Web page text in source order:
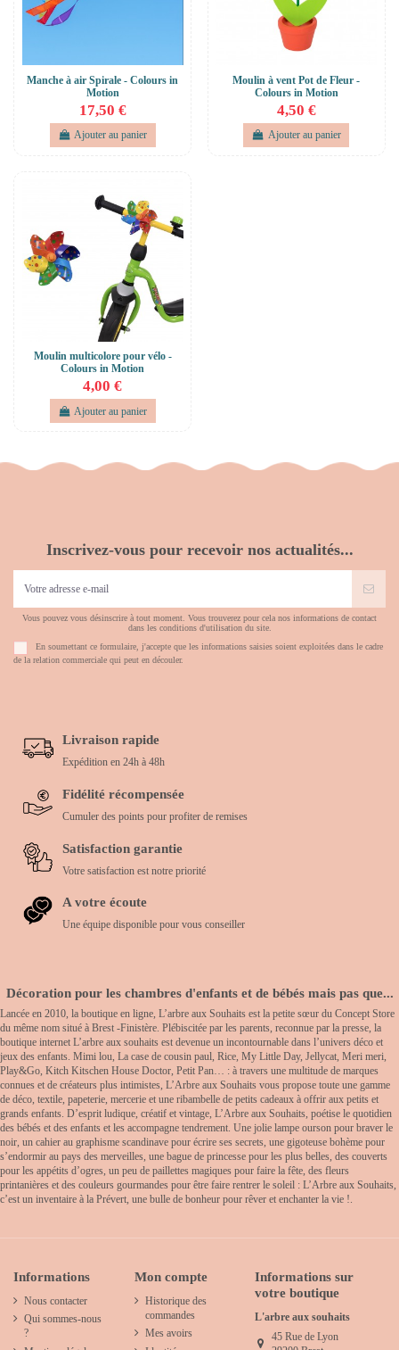
Manche à air Spirale - Colours in
Motion
17,50 €
Ajouter au panier
Moulin à vent Pot de Fleur -
Colours in Motion
4,50 €
Ajouter au panier
Moulin multicolore pour vélo -
Colours in Motion
4,00 €
Ajouter au panier
Inscrivez-vous pour recevoir nos actualités...
Vous pouvez vous désinscrire à tout moment. Vous trouverez pour cela nos informations de contact
dans les conditions d'utilisation du site.
En soumettant ce formulaire, j'accepte que les informations saisies soient exploitées dans le cadre
de la relation commerciale qui peut en découler.
Livraison rapide
Expédition en 24h à 48h
Fidélité récompensée
Cumuler des points pour profiter de remises
Satisfaction garantie
Votre satisfaction est notre priorité
A votre écoute
Une équipe disponible pour vous conseiller
Décoration pour les chambres d'enfants et de bébés mais pas que...
Lancée en 2010, la boutique en ligne, L’arbre aux Souhaits est la petite sœur du Concept Store
du même nom situé à Brest -Finistère. Plébiscitée par les parents, reconnue par la presse, la
boutique internet L’arbre aux souhaits est devenue un incontournable dans l’univers déco et
jeux des enfants. Mimi lou, La case de cousin paul, Rice, My Little Day, Jellycat, Meri meri,
Play&Go, Kitch Kitschen House Doctor, Petit Pan… : à travers une multitude de marques
connues et de créateurs plus intimistes, L’Arbre aux Souhaits vous propose toute une gamme
de déco, textile, papeterie, mercerie et une ribambelle de petits cadeaux à offrir aux petits et
grands enfants. D’esprit ludique, créatif et vintage, L’Arbre aux Souhaits, poétise le quotidien
des bébés et des enfants et les accompagne tendrement. Une jolie lampe ourson pour braver le
noir, un cahier au graphisme scandinave pour écrire ses secrets, une gigoteuse bohème pour
s’endormir au pays des merveilles, une bague de princesse pour les plus belles, des couverts
pour les appétits d’ogres, un peu de paillettes magiques pour faire la fête, des fleurs
printanières et des couleurs gourmandes pour être faire rentrer le soleil : L’Arbre aux Souhaits,
c’est un inventaire à la Prévert, une bulle de bonheur pour rêver et enchanter la vie !.
Informations
Nous contacter
Qui sommes-nous
?
Mon compte
Historique des
commandes
Mes avoirs
Informations sur
votre boutique
L'arbre aux souhaits
45 Rue de Lyon